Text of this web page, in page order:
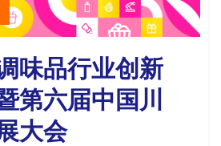
味品行业创新
第六届中国川
大会